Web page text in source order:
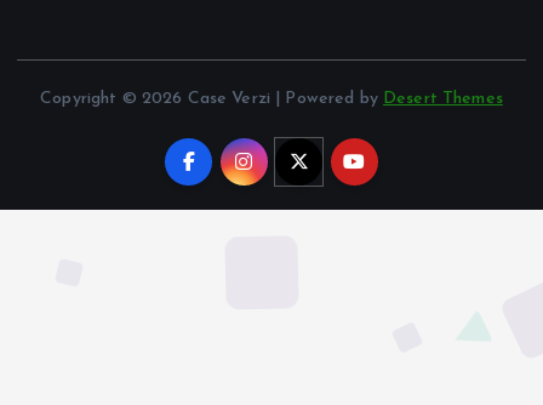
Copyright © 2026 Case Verzi | Powered by Desert Themes